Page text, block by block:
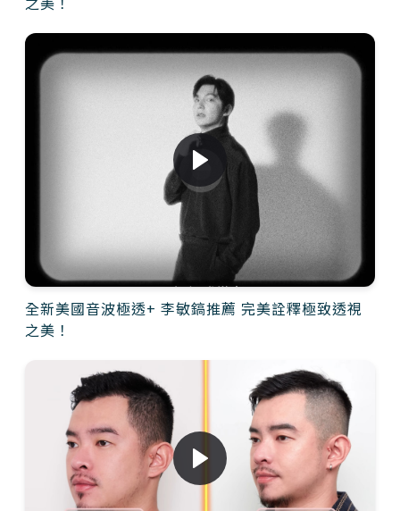
全新美國音波極透+ 李敏鎬推薦 完美詮釋極致透視
之美！